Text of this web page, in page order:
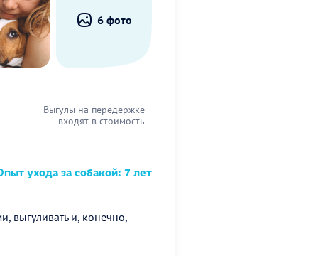
6 фото
Выгулы на передержке
входят в стоимость
ухода за собакой: 7 лет
выгуливать и, конечно,